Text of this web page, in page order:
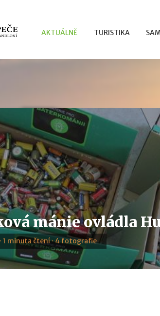
AKTUÁLNĚ TURISTIKA
mánie ovládla
· 1 minuta čtení · 4 fotografie